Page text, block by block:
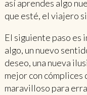
así aprendes algo
que esté, el viajero
El siguiente paso es
algo, un nuevo
deseo, una nueva
mejor con cómplices
maravilloso para